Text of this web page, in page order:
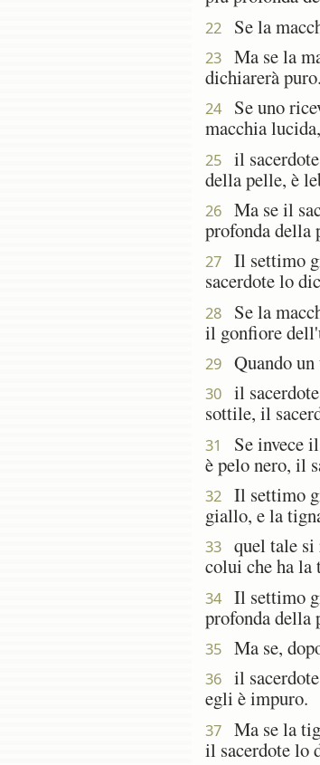
22 Se la
23
Ma se la
dichiarerà puro.
24
Se uno
macchia
25
il
della pelle, è
26
Ma se il
profonda della
27
Il settimo
sacerdote lo
28
Se la
il gonfiore
29 Quando
30
il
sottile, il
31
Se invece
è pelo nero, il
32
Il settimo
giallo, e la
33
quel tale si
colui che ha la
34
Il settimo
profonda della
35 Ma se,
36
il
egli è impuro.
37
Ma se la
il sacerdote lo